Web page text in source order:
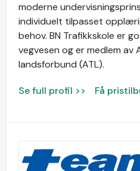
moderne
individuelt tilpasset
behov. BN Trafikkskole er
vegvesen og er medlem
landsforbund (ATL).
Se full profil >> Få